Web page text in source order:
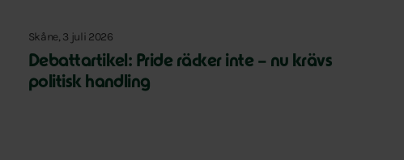
Skåne, 3 juli 2026
Debattartikel: Pride räcker inte – nu krävs
politisk handling